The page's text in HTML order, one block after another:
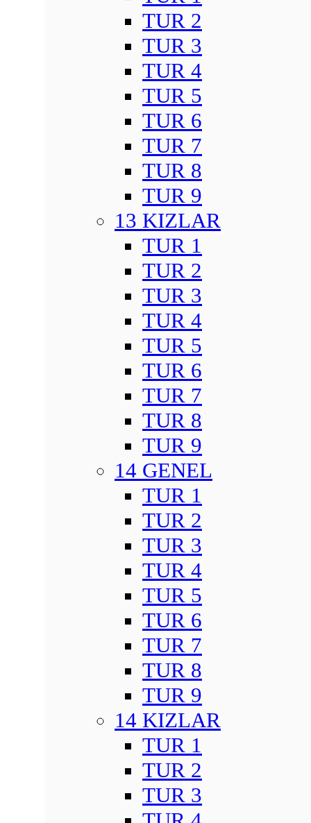
TUR 2
TUR 3
TUR 4
TUR 5
TUR 6
TUR 7
TUR 8
TUR 9
13 KIZLAR
TUR 1
TUR 2
TUR 3
TUR 4
TUR 5
TUR 6
TUR 7
TUR 8
TUR 9
14 GENEL
TUR 1
TUR 2
TUR 3
TUR 4
TUR 5
TUR 6
TUR 7
TUR 8
TUR 9
14 KIZLAR
TUR 1
TUR 2
TUR 3